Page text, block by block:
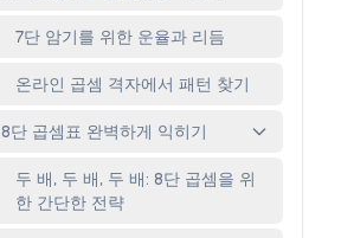
7단 암기를 위한 운율과 리듬
온라인 곱셈 격자에서 패턴 찾기
8단 곱셈표 완벽하게 익히기
두 배, 두 배, 두 배: 8단 곱셈을 위
한 간단한 전략